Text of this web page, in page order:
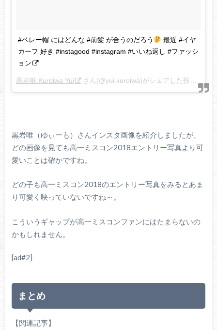
#ベレー帽 にはどんな #前髪 が合うのだろう
最近 #イヤ
カーフ 好き #instagood #instagram #いいね返し #ファッシ
ョン
黒岩唯:Kuroiwa Yui さん(@yui.kuroiwa)がシェアした投稿 –
黒岩唯（ゆぃーも）さんインスタ画像を紹介しましたが、
どの画像を見ても高一ミスコン2018エントリー写真より可
愛いことは確かですね。
どの子も高一ミスコン2018のエントリー写真をみるとあま
り可愛く映っていないですね～。
こういうギャップが高一ミスコンファンにはたまらないの
かもしれません。
[ad#2]
まとめ
【関連記事】